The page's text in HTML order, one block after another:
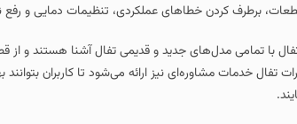
برطرف کردن خطاهای عملکردی، تنظیمات دمایی و
با تمامی مدل‌های جدید و قدیمی تفال آشنا هستند و از
تفال خدمات مشاوره‌ای نیز ارائه می‌شود تا کاربران بتوانند